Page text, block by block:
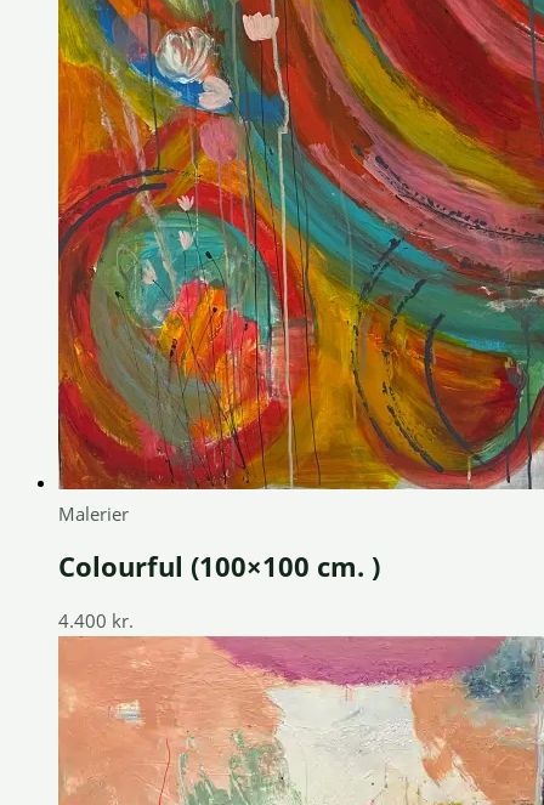
Malerier
Colourful (100×100 cm. )
4.400 kr.